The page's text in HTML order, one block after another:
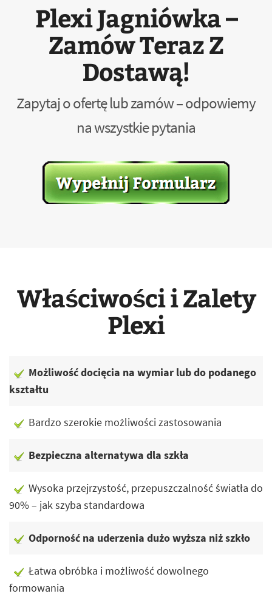
Plexi Jagniówka –
Zamów Teraz Z
Dostawą!
Zapytaj o ofertę lub zamów – odpowiemy
na wszystkie pytania
Właściwości i Zalety
Plexi
Możliwość docięcia na wymiar lub do podanego
kształtu
Bardzo szerokie możliwości zastosowania
Bezpieczna alternatywa dla szkła
Wysoka przejrzystość, przepuszczalność światła do
90% – jak szyba standardowa
Odporność na uderzenia dużo wyższa niż szkło
Łatwa obróbka i możliwość dowolnego
formowania